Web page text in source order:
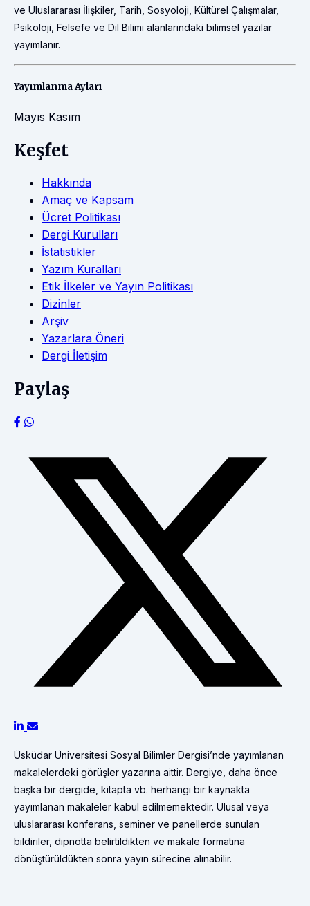
ve Uluslararası İlişkiler, Tarih, Sosyoloji, Kültürel Çalışmalar,
Psikoloji, Felsefe ve Dil Bilimi alanlarındaki bilimsel yazılar
yayımlanır.
Yayımlanma Ayları
Mayıs Kasım
Keşfet
Hakkında
Amaç ve Kapsam
Ücret Politikası
Dergi Kurulları
İstatistikler
Yazım Kuralları
Etik İlkeler ve Yayın Politikası
Dizinler
Arşiv
Yazarlara Öneri
Dergi İletişim
Paylaş
Üsküdar Üniversitesi Sosyal Bilimler Dergisi’nde yayımlanan
makalelerdeki görüşler yazarına aittir. Dergiye, daha önce
başka bir dergide, kitapta vb. herhangi bir kaynakta
yayımlanan makaleler kabul edilmemektedir. Ulusal veya
uluslararası konferans, seminer ve panellerde sunulan
bildiriler, dipnotta belirtildikten ve makale formatına
dönüştürüldükten sonra yayın sürecine alınabilir.